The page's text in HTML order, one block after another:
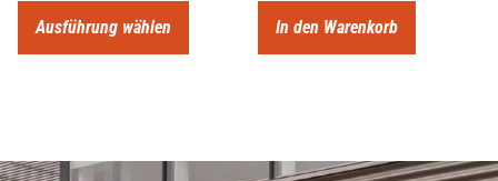
Ausführung wählen In den Warenkorb